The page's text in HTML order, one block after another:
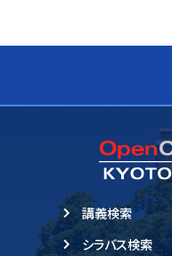
講義検索
シラバス検索